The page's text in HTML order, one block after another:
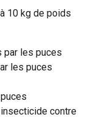
10 kg de poids
par les puces
les puces
contre